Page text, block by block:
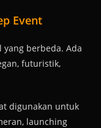
Event
berbeda. Ada
futuristik,
digunakan untuk
launching